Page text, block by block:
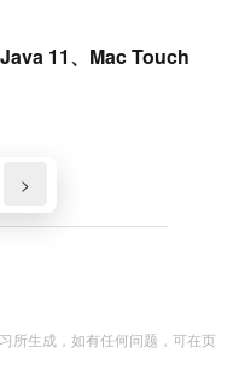
11、Mac Touch
>
所生成，如有任何问题，可在页